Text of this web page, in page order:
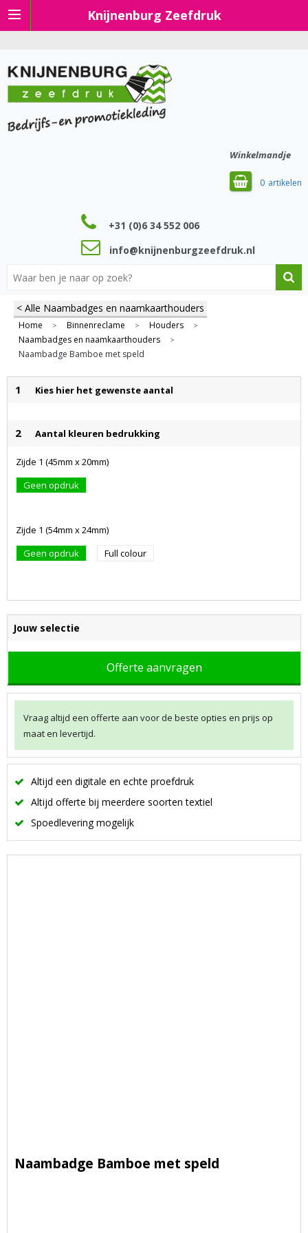
Knijnenburg Zeefdruk
Winkelmandje
0
+31 (0)6 34 552 006
info@knijnenburgzeefdruk.nl
< Alle Naambadges en naamkaarthouders
Home > Binnenreclame > Houders >
Naambadges en naamkaarthouders >
Naambadge Bamboe met speld
1 Kies hier het gewenste aantal
2 Aantal kleuren bedrukking
Zijde 1 (45mm x 20mm)
Geen opdruk
Zijde 1 (54mm x 24mm)
Geen opdruk
Full colour
Jouw selectie
Offerte aanvragen
Vraag altijd een offerte aan voor de beste opties en prijs op
maat en levertijd.
Altijd een digitale en echte proefdruk
Altijd offerte bij meerdere soorten textiel
Spoedlevering mogelijk
Naambadge Bamboe met speld